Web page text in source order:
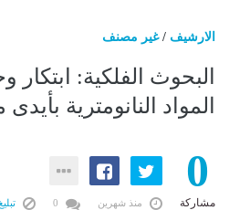
الارشيف /غير مصنف
البحوث الفلكية: ابتكار
المواد النانومترية بأيدى
0
مشاركة منذ شهرين تبليغ